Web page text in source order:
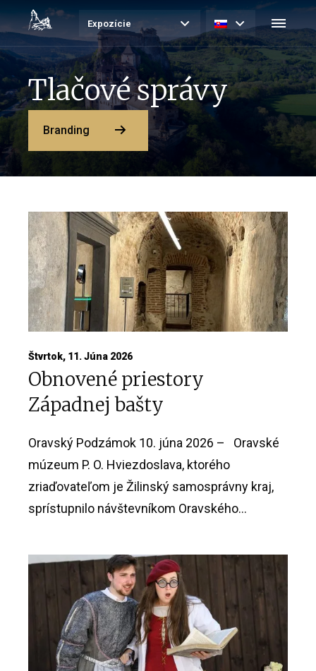
Expozície
Tlačové správy
Branding
Štvrtok, 11. Júna 2026
Obnovené priestory
Západnej bašty
Oravský Podzámok 10. júna 2026 – Oravské
múzeum P. O. Hviezdoslava, ktorého
zriaďovateľom je Žilinský samosprávny kraj,
sprístupnilo návštevníkom Oravského...